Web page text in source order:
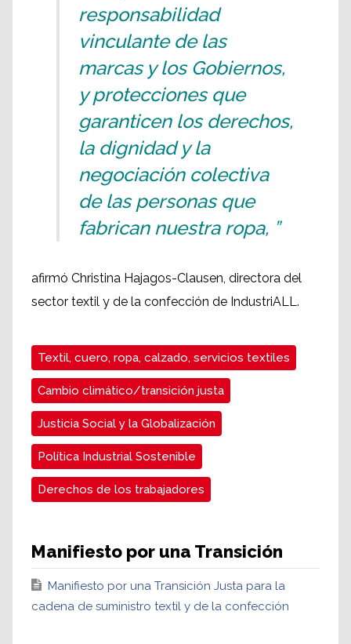
responsabilidad
vinculante de las
marcas y los Gobiernos,
y protecciones que
garanticen los derechos,
la dignidad y la
negociación colectiva
de las personas que
fabrican nuestra ropa, ”
afirmó Christina Hajagos-Clausen, directora del
sector textil y de la confección de IndustriALL.
Textil, cuero, ropa, calzado, servicios textiles
Cambio climático/transición justa
Justicia Social y la Globalización
Política Industrial Sostenible
Derechos de los trabajadores
Manifiesto por una Transición
Manifiesto por una Transición Justa para la
cadena de suministro textil y de la confección